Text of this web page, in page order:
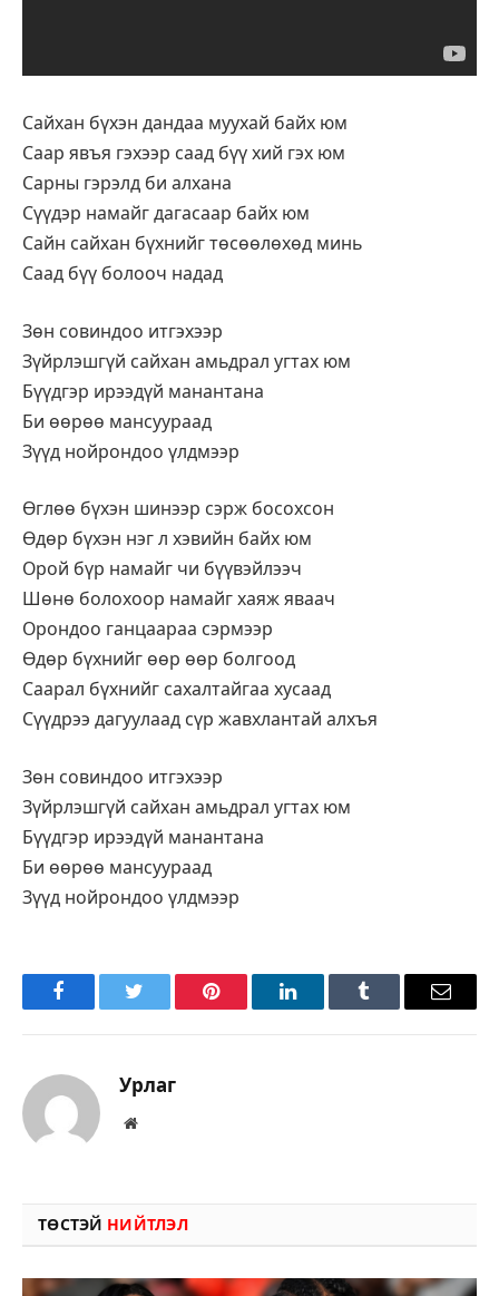
Сайхан бүхэн дандаа муухай байх юм
Саар явъя гэхээр саад бүү хий гэх юм
Сарны гэрэлд би алхана
Сүүдэр намайг дагасаар байх юм
Сайн сайхан бүхнийг төсөөлөхөд минь
Саад бүү болооч надад
Зөн совиндоо итгэхээр
Зүйрлэшгүй сайхан амьдрал угтах юм
Бүүдгэр ирээдүй манантана
Би өөрөө мансуураад
Зүүд нойрондоо үлдмээр
Өглөө бүхэн шинээр сэрж босохсон
Өдөр бүхэн нэг л хэвийн байх юм
Орой бүр намайг чи бүүвэйлээч
Шөнө болохоор намайг хаяж яваач
Орондоо ганцаараа сэрмээр
Өдөр бүхнийг өөр өөр болгоод
Саарал бүхнийг сахалтайгаа хусаад
Сүүдрээ дагуулаад сүр жавхлантай алхъя
Зөн совиндоо итгэхээр
Зүйрлэшгүй сайхан амьдрал угтах юм
Бүүдгэр ирээдүй манантана
Би өөрөө мансуураад
Зүүд нойрондоо үлдмээр
FacebookTwitter Pinterest LinkedInTumblr Имэйл
Урлаг
Вэбсайт
ТӨСТЭЙ НИЙТЛЭЛ